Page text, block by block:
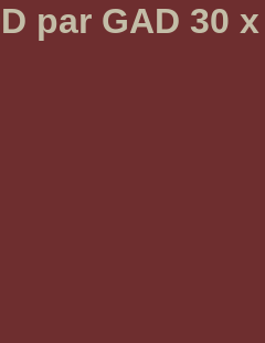
par GAD 30 x